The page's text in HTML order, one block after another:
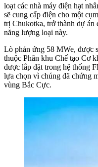
loạt các nhà máy điện hạt
sẽ cung cấp điện cho một
trị Chukotka, trở thành dự án
năng lượng loại này.
Lò phản ứng 58 MWe, được
thuộc Phân khu Chế tạo Cơ
được lắp đặt trong hệ thống
lựa chọn vì chúng đã chứng
vùng Bắc Cực.